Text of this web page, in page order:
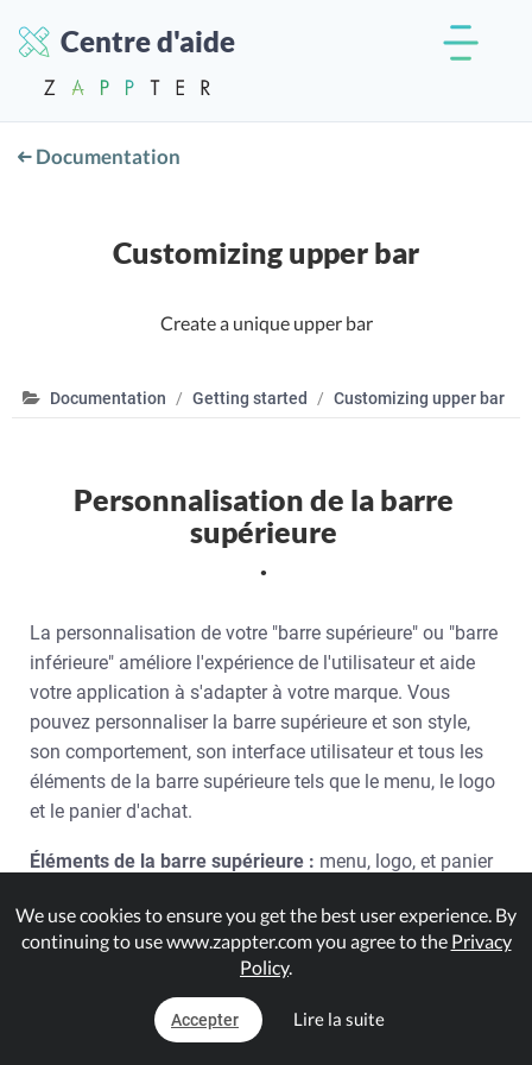
Centre d'aide
Documentation
Customizing upper bar
Create a unique upper bar
Documentation Getting started Customizing upper bar
Personnalisation de la barre
supérieure
.
La personnalisation de votre "barre supérieure" ou "barre
inférieure" améliore l'expérience de l'utilisateur et aide
votre application à s'adapter à votre marque. Vous
pouvez personnaliser la barre supérieure et son style,
son comportement, son interface utilisateur et tous les
éléments de la barre supérieure tels que le menu, le logo
et le panier d'achat.
Éléments de la barre supérieure : menu, logo, et panier
Suivez les étapes ci-dessous pour personnaliser les
éléments. Et lorsque vous cliquez sur "enregistrer", le
simulateur à l'écran montre ce que vos nouvelles
modifications donneront sur les appareils des
We use cookies to ensure you get the best user experience. By
continuing to use www.zappter.com you agree to the Privacy
Policy.
Accepter Lire la suite